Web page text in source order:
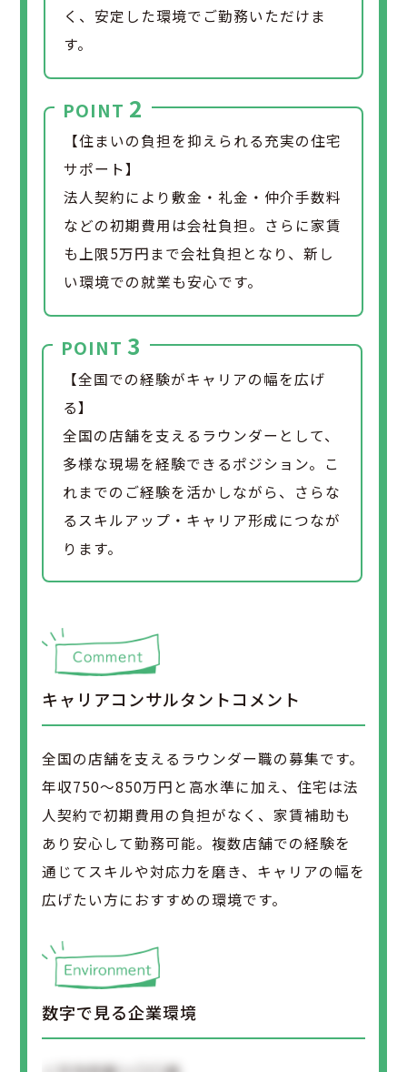
く、安定した環境でご勤務いただけま
す。
POINT 2
【住まいの負担を抑えられる充実の住宅
サポート】
法人契約により敷金・礼金・仲介手数料
などの初期費用は会社負担。さらに家賃
も上限5万円まで会社負担となり、新し
い環境での就業も安心です。
POINT 3
【全国での経験がキャリアの幅を広げ
る】
全国の店舗を支えるラウンダーとして、
多様な現場を経験できるポジション。こ
れまでのご経験を活かしながら、さらな
るスキルアップ・キャリア形成につなが
ります。
キャリアコンサルタントコメント
全国の店舗を支えるラウンダー職の募集です。
年収750～850万円と高水準に加え、住宅は法
人契約で初期費用の負担がなく、家賃補助も
あり安心して勤務可能。複数店舗での経験を
通じてスキルや対応力を磨き、キャリアの幅を
広げたい方におすすめの環境です。
数字で見る企業環境